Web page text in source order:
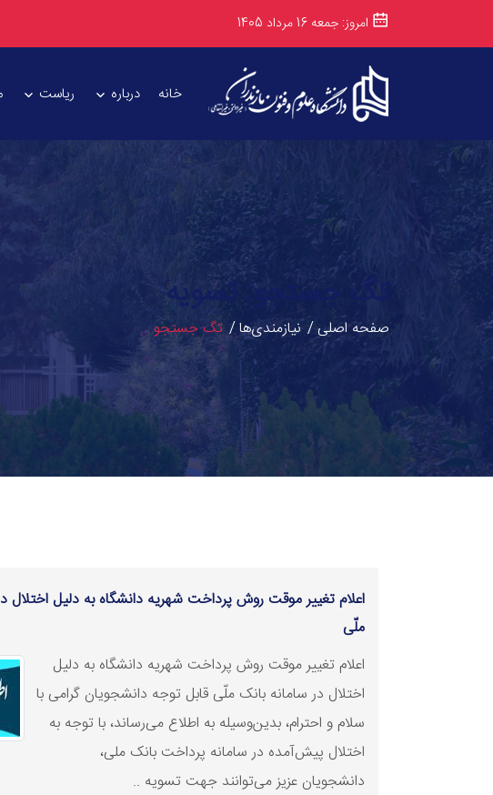
امروز: جمعه 16 مرداد 1405
خانه درباره ریاست
تگ جستجو: تسویه
صفحه اصلی نیازمندی‌ها تگ جستجو
اعلام تغییر موقت روش پرداخت شهریه دانشگاه به دلیل اختلال
ملّی
اعلام تغییر موقت روش پرداخت شهریه دانشگاه به دلیل
اختلال در سامانه بانک ملّی قابل توجه دانشجویان گرامی با
سلام و احترام، بدین‌وسیله به اطلاع می‌رساند، با توجه به
اختلال پیش‌آمده در سامانه پرداخت بانک ملی،
دانشجویان عزیز می‌توانند جهت تسویه ..